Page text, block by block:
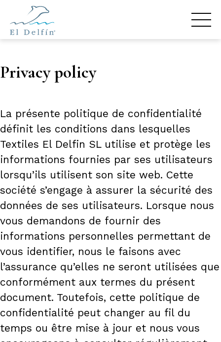
Privacy policy
La présente politique de confidentialité
définit les conditions dans lesquelles
Textiles El Delfin SL utilise et protège les
informations fournies par ses utilisateurs
lorsqu’ils utilisent son site web. Cette
société s’engage à assurer la sécurité des
données de ses utilisateurs. Lorsque nous
vous demandons de fournir des
informations personnelles permettant de
vous identifier, nous le faisons avec
l’assurance qu’elles ne seront utilisées que
conformément aux termes du présent
document. Toutefois, cette politique de
confidentialité peut changer au fil du
temps ou être mise à jour et nous vous